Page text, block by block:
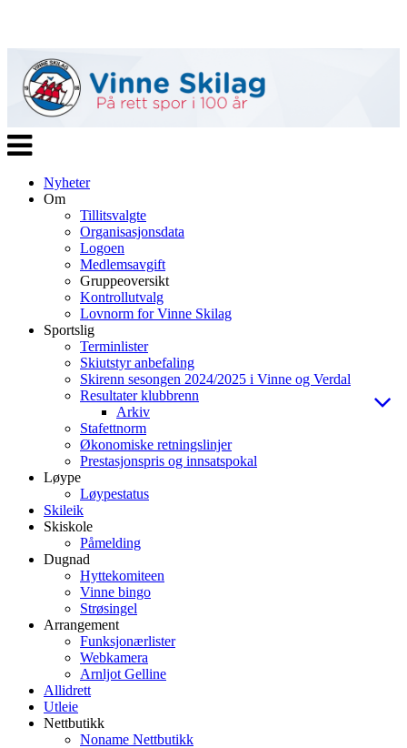
Veksle
navigasjon
Nyheter
Om
Tillitsvalgte
Organisasjonsdata
Logoen
Medlemsavgift
Gruppeoversikt
Kontrollutvalg
Lovnorm for Vinne Skilag
Sportslig
Terminlister
Skiutstyr anbefaling
Skirenn sesongen 2024/2025 i Vinne og Verdal
Resultater klubbrenn
Arkiv
Stafettnorm
Økonomiske retningslinjer
Prestasjonspris og innsatspokal
Løype
Løypestatus
Skileik
Skiskole
Påmelding
Dugnad
Hyttekomiteen
Vinne bingo
Strøsingel
Arrangement
Funksjonærlister
Webkamera
Arnljot Gelline
Allidrett
Utleie
Nettbutikk
Noname Nettbutikk